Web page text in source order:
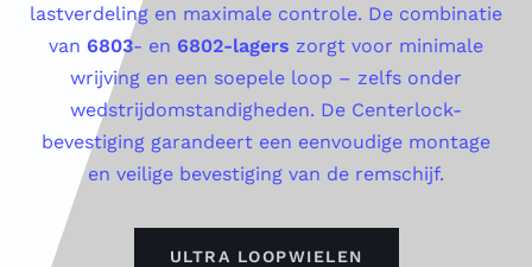
lastverdeling en maximale controle. De combinatie
van 6803- en 6802-lagers zorgt voor minimale
wrijving en een soepele loop – zelfs onder
wedstrijdomstandigheden. De Centerlock-
bevestiging garandeert een eenvoudige montage
en veilige bevestiging van de remschijf.
ULTRA LOOPWIELEN